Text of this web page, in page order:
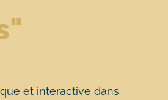
et interactive dans